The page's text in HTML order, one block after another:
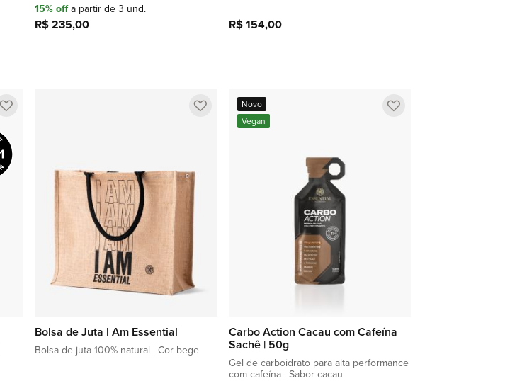
15% offa partir de 3 und.
R$ 235,00 R$ 154,00
Adicionar
lista
de
Adicionar
Bolsa de Juta I Am Essential
Bolsa de juta 100% natural | Cor bege
Adicionar
Novo
Vegan
Carbo Action Cacau com Cafeína
Sachê | 50g
Gel de carboidrato para alta performance
com cafeína | Sabor cacau